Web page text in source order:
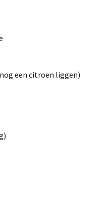
een citroen liggen)